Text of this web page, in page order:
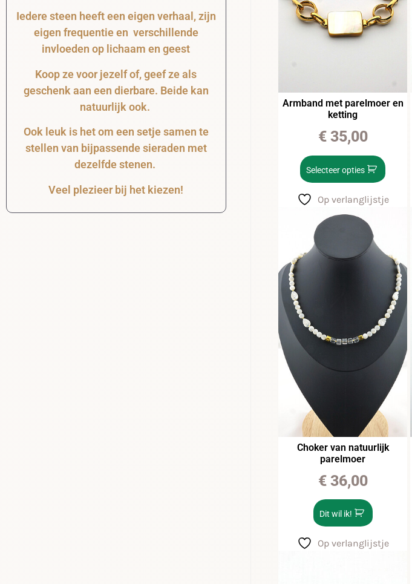
Iedere steen heeft een eigen verhaal, zijn
eigen frequentie en verschillende
invloeden op lichaam en geest
Koop ze voor jezelf of, geef ze als
geschenk aan een dierbare. Beide kan
natuurlijk ook.
Ook leuk is het om een setje samen te
stellen van bijpassende sieraden met
dezelfde stenen.
Veel plezieer bij het kiezen!
Armband met parelmoer en
ketting
€35,00
Selecteer opties
Op verlanglijstje
Choker van natuurlijk
parelmoer
€36,00
Dit wil ik!
Op verlanglijstje